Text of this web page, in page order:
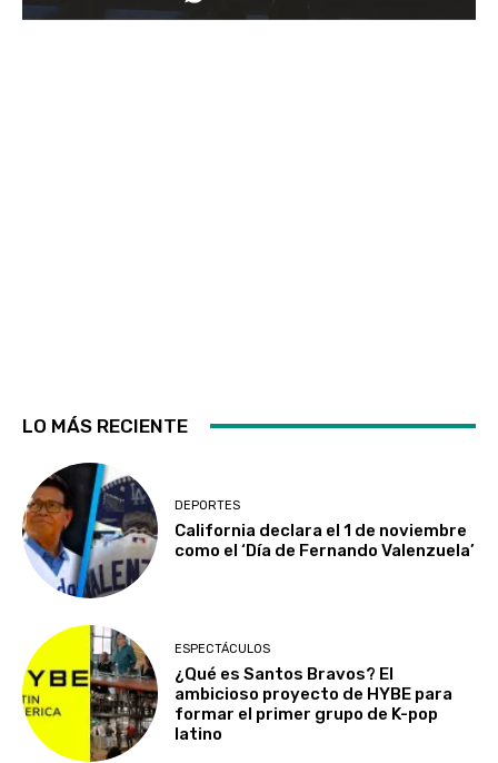
LO MÁS RECIENTE
DEPORTES
California declara el 1 de noviembre
como el ‘Día de Fernando Valenzuela’
ESPECTÁCULOS
¿Qué es Santos Bravos? El
ambicioso proyecto de HYBE para
formar el primer grupo de K-pop
latino